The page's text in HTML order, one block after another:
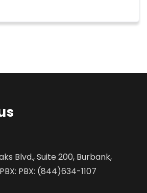
Blvd., Suite 200, Burbank,
PBX: (844)634-1107